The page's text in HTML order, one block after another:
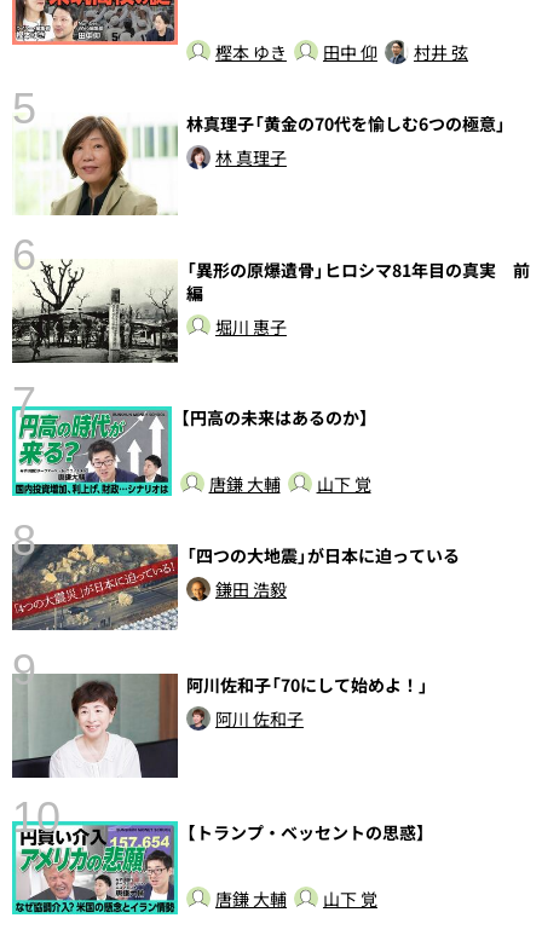
樫本 ゆき 田中 仰 村井 弦
5
林真理子「黄金の70代を愉しむ6つの極意」
林 真理子
6
「異形の原爆遺骨」ヒロシマ81年目の真実 前
編
堀川 惠子
7 【円高の未来はあるのか】
唐鎌 大輔 山下 覚
8
「四つの大地震」が日本に迫っている
鎌田 浩毅
9
阿川佐和子「70にして始めよ！」
阿川 佐和子
10 【トランプ・ベッセントの思惑】
唐鎌 大輔 山下 覚